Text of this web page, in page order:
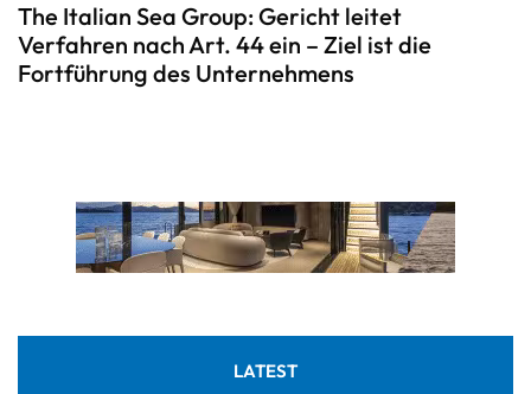
The Italian Sea Group: Gericht leitet
Verfahren nach Art. 44 ein – Ziel ist die
Fortführung des Unternehmens
LATEST